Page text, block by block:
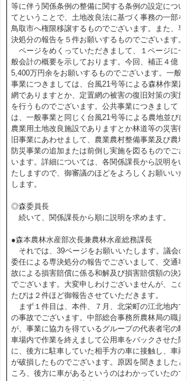
等に伴う関係条例の整備に関する条例の設定につい
てということで、土地改良法に基づく事務の一部を
鳥取市へ権限移譲するものでございます。また、専
決処分の報告を５件お願いするものでございます。
ページをめくっていただきまして、１ページに一
般会計の概要を示しております。今回、補正４億
5,400万円余をお願いするものでございます。一般
事業につきましては、台風21号等による森林作業路
網でありますとか、定置網の被害の復旧対策の実施
を行うものでございます。公共事業につきまして
は、一般事業と同じく台風21号等による農地並びに
農業用土地改良施設でありますとか林道等の災害復
旧事業にあわせまして、農業農村整備事業及び農地
防災事業の追加または前倒し実施を図るものでござ
います。詳細については、各関係課長から説明をい
たしますので、御審議のほどをよろしくお願いいた
します。
◎森委員長
続いて、関係課長から順に説明を求めます。
●森本農林水産部次長兼農林水産総務課長
それでは、39ページをお願いいたします。議会の
委任による専決処分の報告でございまして、交通事
故による損害賠償に係る和解及び損害賠償額の決定
でございます。大変申しわけございませんが、この
たびは２件ほど御報告させていただきます。
まず１件目は、本件、７月、北栄町の江北地内で
の事故でございます。中部総合事務所農林局の職員
が、事業に協力を得ているグループの代表者宅の駐
車場内で作業を終えまして公用車をバックさせた際
に、後方に駐車していた相手方の車に接触し、車両
が破損したものでございます。原因を聞きましたと
ころ、後方に車があるというのはわかっていたので